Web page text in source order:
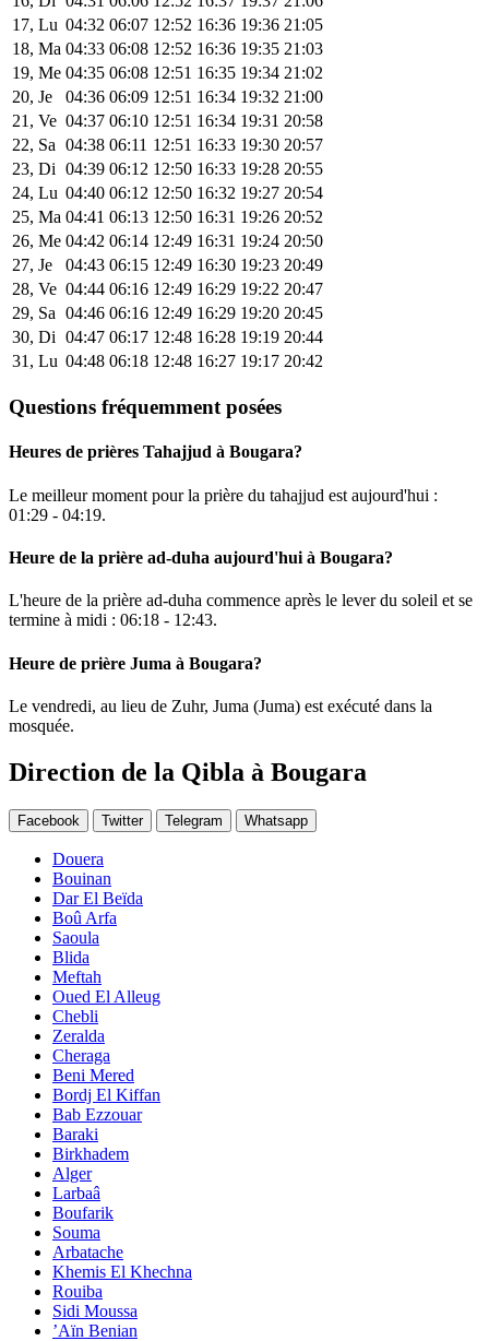
17, Lu 04:32 06:07 12:52 16:36 19:36 21:05
18, Ma 04:33 06:08 12:52 16:36 19:35 21:03
19, Me 04:35 06:08 12:51 16:35 19:34 21:02
20, Je
04:36 06:09 12:51 16:34 19:32 21:00
21, Ve 04:37 06:10 12:51 16:34 19:31 20:58
22, Sa 04:38 06:11 12:51 16:33 19:30 20:57
23, Di 04:39 06:12 12:50 16:33 19:28 20:55
24, Lu 04:40 06:12 12:50 16:32 19:27 20:54
25, Ma 04:41 06:13 12:50 16:31 19:26 20:52
26, Me 04:42 06:14 12:49 16:31 19:24 20:50
27, Je
04:43 06:15 12:49 16:30 19:23 20:49
28, Ve 04:44 06:16 12:49 16:29 19:22 20:47
29, Sa 04:46 06:16 12:49 16:29 19:20 20:45
30, Di 04:47 06:17 12:48 16:28 19:19 20:44
31, Lu 04:48 06:18 12:48 16:27 19:17 20:42
Questions fréquemment posées
Heures de prières Tahajjud à Bougara?
Le meilleur moment pour la prière du tahajjud est aujourd'hui :
01:29 - 04:19.
Heure de la prière ad-duha aujourd'hui à Bougara?
L'heure de la prière ad-duha commence après le lever du soleil et se
termine à midi : 06:18 - 12:43.
Heure de prière Juma à Bougara?
Le vendredi, au lieu de Zuhr, Juma (Juma) est exécuté dans la
mosquée.
Direction de la Qibla à Bougara
Facebook Twitter Telegram Whatsapp
Douera
Bouinan
Dar El Beïda
Boû Arfa
Saoula
Blida
Meftah
Oued El Alleug
Chebli
Zeralda
Cheraga
Beni Mered
Bordj El Kiffan
Bab Ezzouar
Baraki
Birkhadem
Alger
Larbaâ
Boufarik
Souma
Arbatache
Khemis El Khechna
Rouiba
Sidi Moussa
’Aïn Benian